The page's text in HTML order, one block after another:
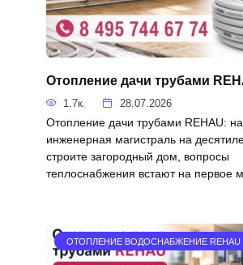
Отопление дачи трубами
1.7к. 28.07.2026
Отопление дачи трубами REHAU:
инженерная магистраль на
строите загородный дом, вопросы
теплоснабжения встают на первое
ОТОПЛЕНИЕ ВОДОСНАБЖЕНИЕ REHAU